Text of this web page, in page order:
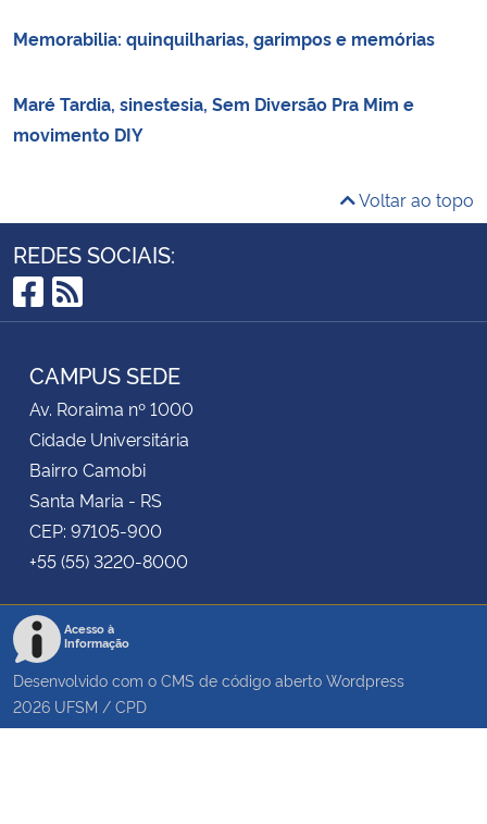
Memorabilia: quinquilharias, garimpos e memórias
Maré Tardia, sinestesia, Sem Diversão Pra Mim e
movimento DIY
Voltar ao topo
REDES SOCIAIS:
Facebook
RSS
CAMPUS SEDE
Av. Roraima nº 1000
Cidade Universitária
Bairro Camobi
Santa Maria - RS
CEP: 97105-900
+55 (55) 3220-8000
Acesso à
Informação
Desenvolvido com o CMS de código aberto Wordpress
2026 UFSM / CPD